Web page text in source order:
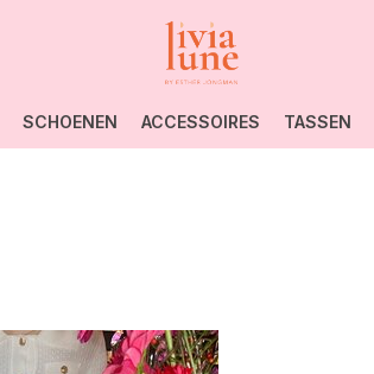
SCHOENEN ACCESSOIRES TASSEN